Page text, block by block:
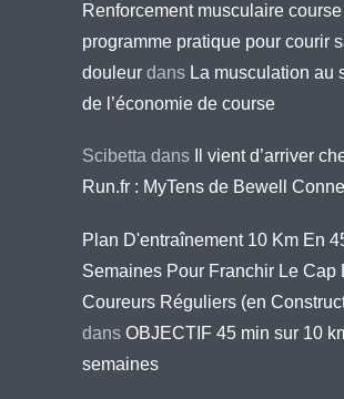
Renforcement musculaire
programme pratique pour courir
douleur dans La musculation au
de l’économie de course
Scibetta dans
Il vient d’arriver
Run.fr : MyTens de Bewell
Plan D'entraînement 10 Km En
Semaines Pour Franchir Le Cap
Coureurs Réguliers (en
dans OBJECTIF 45 min sur 10
semaines